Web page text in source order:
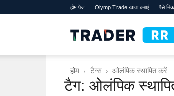
होम पेज Olymp Trade खाता बनाएं पैसे
होम टैग्स ओलंपिक स्थापित करें
टैग: ओलंपिक